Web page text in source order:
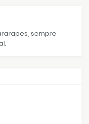
sempre